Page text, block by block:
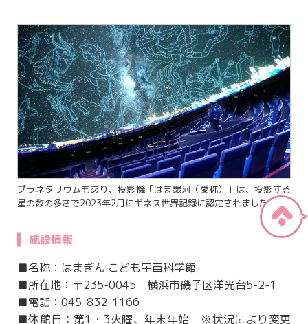
プラネタリウムもあり、投影機「はま銀河（愛称）」は、投影する
星の数の多さで2023年2月にギネス世界記録に認定されました。
施設情報
■名称：はまぎん こども宇宙科学館
■所在地：〒235-0045 横浜市磯子区洋光台5-2-1
■電話：045-832-1166
■休館日：第1・3火曜、年末年始 ※状況により変更